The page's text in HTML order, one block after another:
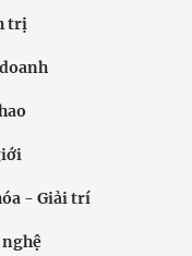
trị
- Giải trí